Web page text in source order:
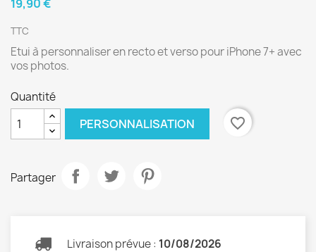
19,90 €
TTC
Etui à personnaliser en recto et verso pour iPhone 7+ avec
vos photos.
Quantité
PERSONNALISATION favorite_border
Partager
Livraison prévue : 10/08/2026